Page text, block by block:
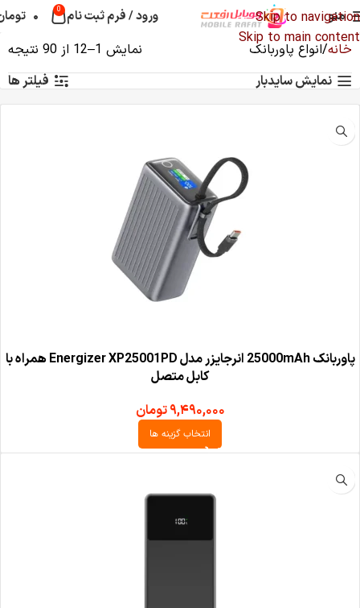
Skip to navigation
Skip to main content
منو ورود / فرم ثبت نام 0 ۰
خانه انواع پاوربانک
نمایش 1–12 از 90 نتیجه
نمایش سایدبار
فیلتر ها
پاوربانک 25000mAh انرجایزر مدل Energizer XP25001PD همراه با
کابل متصل
۹,۴۹۰,۰۰۰تومان
انتخاب گزینه ها